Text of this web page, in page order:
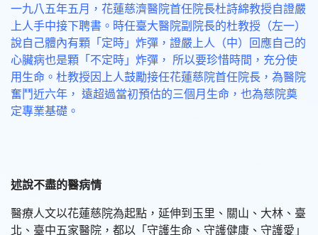
一九八五年五月，花蓮慈濟醫院首任院長杜詩綿教授自證嚴
上人手中接下聘書。時任臺大醫院副院長的杜教授（左一）
說自己體內有顆「定時」炸彈，證嚴上人（中）回應自己的
心臟病也是顆「不定時」炸彈， 所以要珍惜時間，充分使
用生命。杜教授因上人鼓勵接任花蓮慈院首任院長，為醫院
奮鬥近六年， 遠超過當初預估的三個月生命，也為慈院奠
定專業基礎。
述說不盡的醫病情
醫療人文以花蓮慈院為起點，延伸到玉里、關山、大林、臺
北、臺中五家醫院，都以「守護生命、守護健康、守護愛」